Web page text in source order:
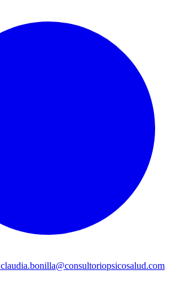
claudia.bonilla@consultoriopsicosalud.com